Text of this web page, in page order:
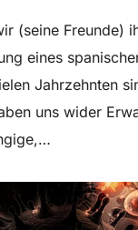
(seine Freunde)
eines
Jahrzehnten
uns wider